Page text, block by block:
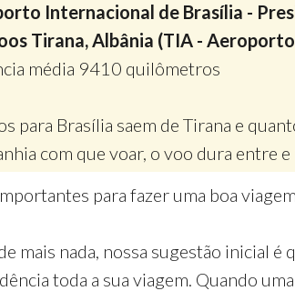
Internacional de Brasília -
Tirana, Albânia (TIA -
média 9410 quilômetros
para Brasília saem de Tirana e
com que voar, o voo dura entre
para fazer uma boa
mais nada, nossa sugestão inicial é
toda a sua viagem. Quando